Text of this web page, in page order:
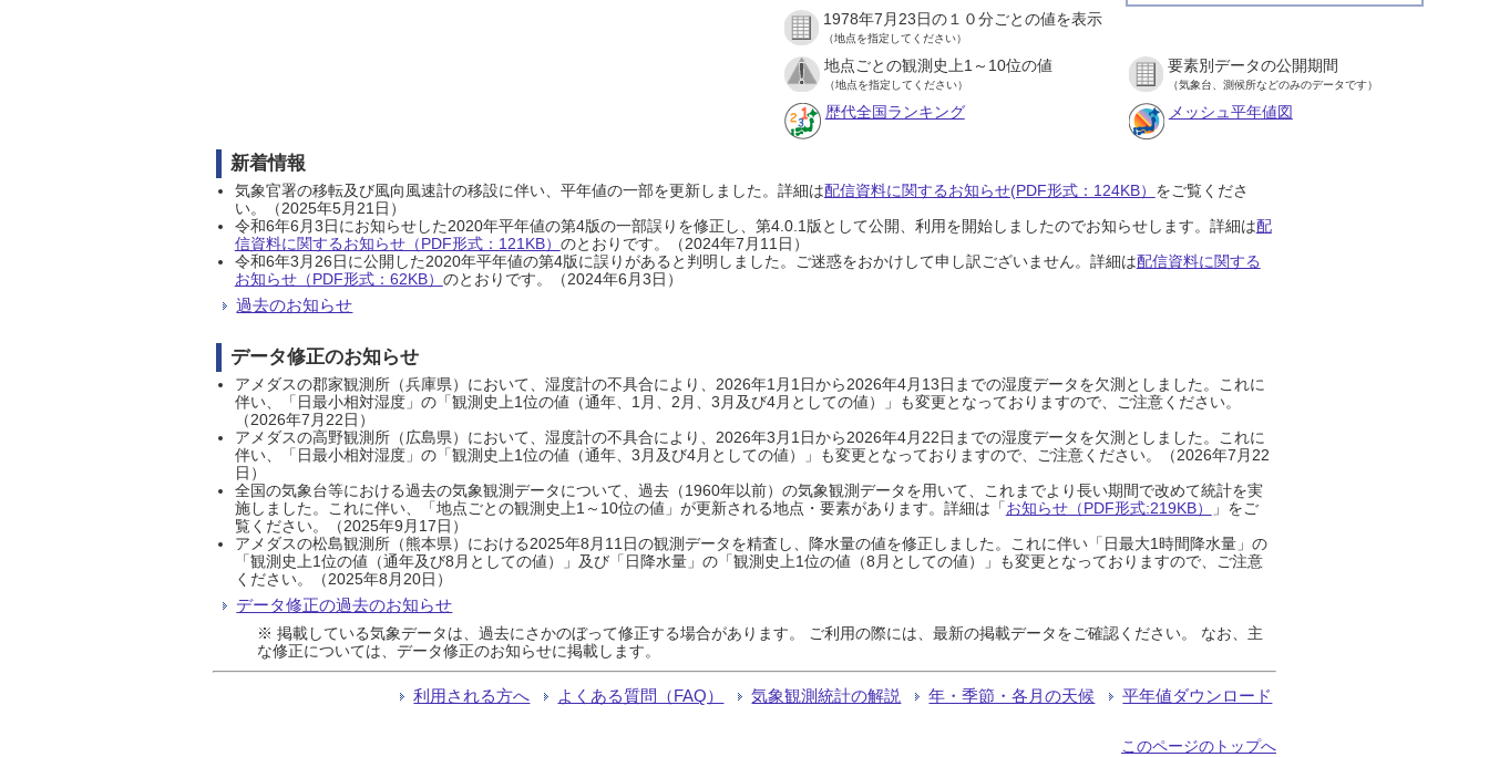
1978年7月23日の１０分ごとの値を表示
（地点を指定してください）
地点ごとの観測史上1～10位の値
（地点を指定してください）
要素別データの公開期間
（気象台、測候所などのみのデータです）
歴代全国ランキング メッシュ平年値図
新着情報
気象官署の移転及び風向風速計の移設に伴い、平年値の一部を更新しました。詳細は配信資料に関するお知らせ(PDF形式：124KB） をご覧くださ
い。（2025年5月21日）
令和6年6月3日にお知らせした2020年平年値の第4版の一部誤りを修正し、第4.0.1版として公開、利用を開始しましたのでお知らせします。詳細は配
信資料に関するお知らせ（PDF形式：121KB） のとおりです。（2024年7月11日）
令和6年3月26日に公開した2020年平年値の第4版に誤りがあると判明しました。ご迷惑をおかけして申し訳ございません。詳細は配信資料に関する
お知らせ（PDF形式：62KB） のとおりです。（2024年6月3日）
過去のお知らせ
データ修正のお知らせ
アメダスの郡家観測所（兵庫県）において、湿度計の不具合により、2026年1月1日から2026年4月13日までの湿度データを欠測としました。これに
伴い、「日最小相対湿度」の「観測史上1位の値（通年、1月、2月、3月及び4月としての値）」も変更となっておりますので、ご注意ください。
（2026年7月22日）
アメダスの高野観測所（広島県）において、湿度計の不具合により、2026年3月1日から2026年4月22日までの湿度データを欠測としました。これに
伴い、「日最小相対湿度」の「観測史上1位の値（通年、3月及び4月としての値）」も変更となっておりますので、ご注意ください。（2026年7月22
日）
全国の気象台等における過去の気象観測データについて、過去（1960年以前）の気象観測データを用いて、これまでより長い期間で改めて統計を実
施しました。これに伴い、「地点ごとの観測史上1～10位の値」が更新される地点・要素があります。詳細は「お知らせ（PDF形式:219KB）
」をご
覧ください。（2025年9月17日）
アメダスの松島観測所（熊本県）における2025年8月11日の観測データを精査し、降水量の値を修正しました。これに伴い「日最大1時間降水量」の
「観測史上1位の値（通年及び8月としての値）」及び「日降水量」の「観測史上1位の値（8月としての値）」も変更となっておりますので、ご注意
ください。（2025年8月20日）
データ修正の過去のお知らせ
※ 掲載している気象データは、過去にさかのぼって修正する場合があります。 ご利用の際には、最新の掲載データをご確認ください。 なお、主
な修正については、データ修正のお知らせに掲載します。
利用される方へ よくある質問（FAQ） 気象観測統計の解説 年・季節・各月の天候 平年値ダウンロード
このページのトップへ